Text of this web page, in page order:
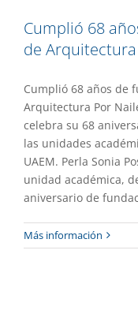
Cumplió 68
de Arquitectura
Cumplió 68 años de
Arquitectura Por
celebra su 68
las unidades
UAEM. Perla Sonia
unidad académica,
aniversario de
Más información